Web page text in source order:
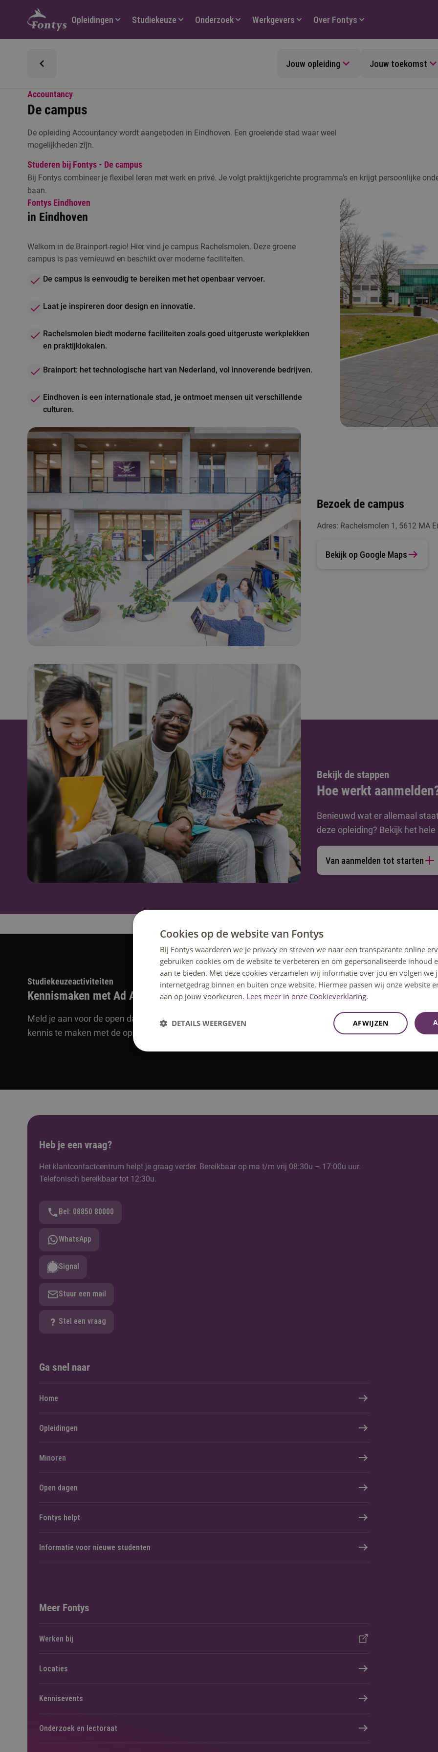
Hoofdmenu
Opleidingen Studiekeuze Onderzoek Werkgevers Over Fontys
Jouw opleiding Jouw toekomst
Accountancy
De campus
De opleiding Accountancy wordt aangeboden in Eindhoven. Een groeiende stad waar weel
mogelijkheden zijn.
Studeren bij Fontys - De campus
Bij Fontys combineer je flexibel leren met werk en privé. Je volgt praktijkgerichte programma's en krijgt persoonlijke
baan.
Fontys Eindhoven
in Eindhoven
Welkom in de Brainport-regio! Hier vind je campus Rachelsmolen. Deze groene
campus is pas vernieuwd en beschikt over moderne faciliteiten.
De campus is eenvoudig te bereiken met het openbaar vervoer.
Laat je inspireren door design en innovatie.
Rachelsmolen biedt moderne faciliteiten zoals goed uitgeruste werkplekken
en praktijklokalen.
Brainport: het technologische hart van Nederland, vol innoverende bedrijven.
Eindhoven is een internationale stad, je ontmoet mensen uit verschillende
culturen.
Bezoek de campus
Adres: Rachelsmolen 1, 5612 MA
Bekijk op Google Maps
Bekijk de stappen
Hoe werkt
Benieuwd wat er allemaal
deze opleiding? Bekijk het
Van aanmelden tot starten
Studiekeuzeactiviteiten
Kennismaken met Ad Accountancy
Meld je aan voor de open dag, een online voorlichting of één van de andere activiteiten om
kennis te maken met de opleiding.
Heb je een vraag?
Het klantcontactcentrum helpt je graag verder. Bereikbaar op ma t/m vrij 08:30u – 17:00u uur.
Telefonisch bereikbaar tot 12:30u.
Bel: 08850 80000
WhatsApp
Signal
Stuur een mail
Stel een vraag
Ga snel naar
Home
Opleidingen
Minoren
Open dagen
Fontys helpt
Informatie voor nieuwe studenten
Meer Fontys
Werken bij
Locaties
Kennisevents
Onderzoek en lectoraat
Cookies op de website van Fontys
Bij Fontys waarderen we je privacy en streven we naar een transparante online
gebruiken cookies om de website te verbeteren en om gepersonaliseerde inhoud
aan te bieden. Met deze cookies verzamelen wij informatie over jou en volgen we
internetgedrag binnen en buiten onze website. Hiermee passen wij onze website
aan op jouw voorkeuren. Lees meer in onze Cookieverklaring.
AFWIJZEN
DETAILS WEERGEVEN